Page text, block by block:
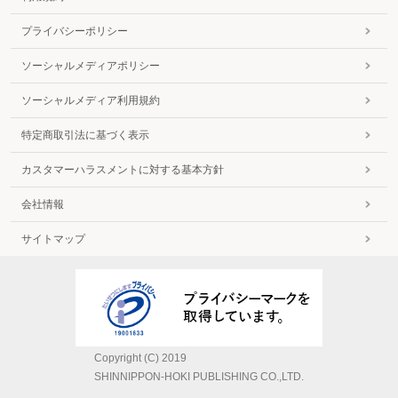
プライバシーポリシー
ソーシャルメディアポリシー
ソーシャルメディア利用規約
特定商取引法に基づく表示
カスタマーハラスメントに対する基本方針
会社情報
サイトマップ
Copyright (C) 2019
SHINNIPPON-HOKI PUBLISHING CO.,LTD.